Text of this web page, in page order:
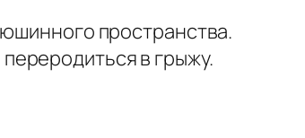
пространства.
в грыжу.